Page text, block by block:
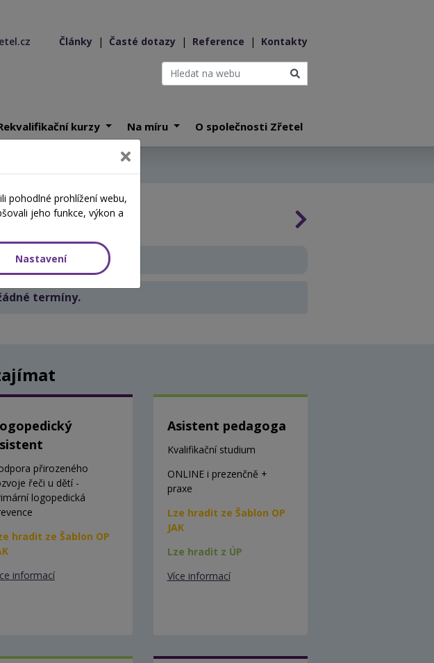
Články | Časté dotazy | Reference | Kontakty
kurzy Na míru O společnosti Zřetel
05. 2026
termíny.
přirozeného
řeči u dětí -
logopedická
hradit ze Šablon OP
informací
Asistent pedagoga
Kvalifikační studium
ONLINE i prezenčně +
praxe
Lze hradit ze Šablon OP
JAK
Lze hradit z ÚP
Více informací
pohodlné prohlížení webu,
jeho funkce, výkon a
Nastavení